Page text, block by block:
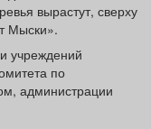
Погода
вырастут, сверху
Мыски».
учреждений
по
администрации